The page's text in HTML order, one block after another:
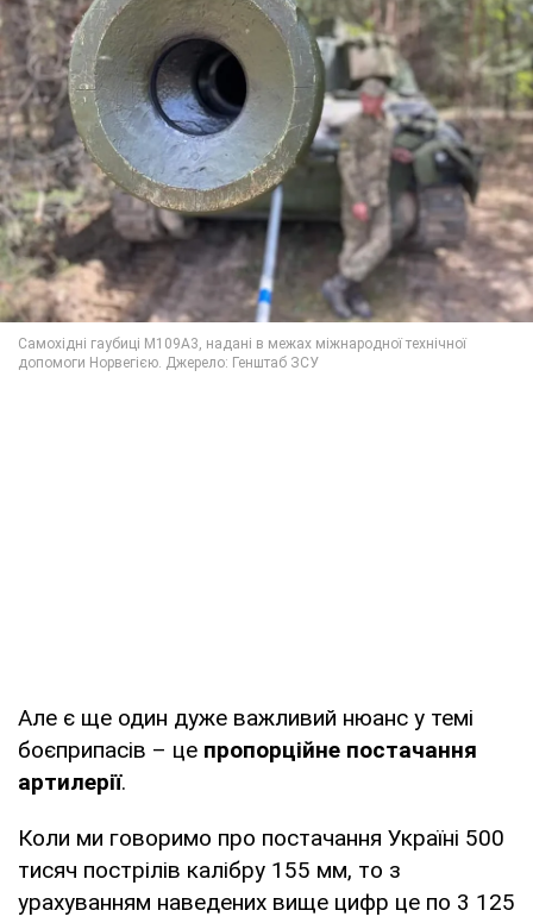
Але є ще один дуже важливий нюанс у темі
боєприпасів – це пропорційне постачання
артилерії.
Коли ми говоримо про постачання Україні 500
тисяч пострілів калібру 155 мм, то з
урахуванням наведених вище цифр це по 3 125